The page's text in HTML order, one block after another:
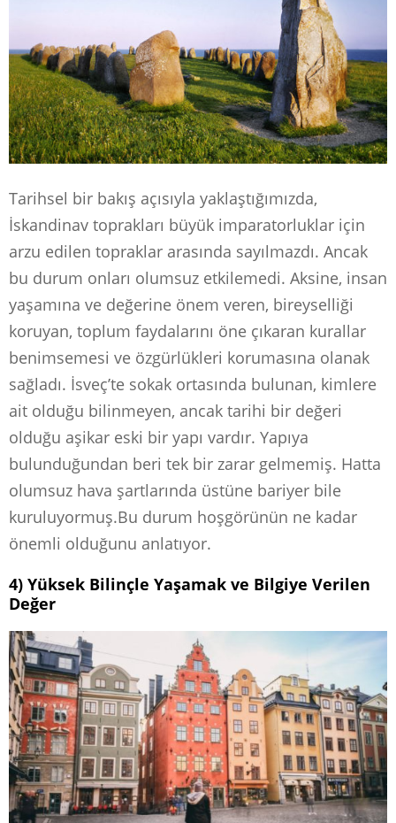
Tarihsel bir bakış açısıyla yaklaştığımızda,
İskandinav toprakları büyük imparatorluklar için
arzu edilen topraklar arasında sayılmazdı. Ancak
bu durum onları olumsuz etkilemedi. Aksine, insan
yaşamına ve değerine önem veren, bireyselliği
koruyan, toplum faydalarını öne çıkaran kurallar
benimsemesi ve özgürlükleri korumasına olanak
sağladı. İsveç’te sokak ortasında bulunan, kimlere
ait olduğu bilinmeyen, ancak tarihi bir değeri
olduğu aşikar eski bir yapı vardır. Yapıya
bulunduğundan beri tek bir zarar gelmemiş. Hatta
olumsuz hava şartlarında üstüne bariyer bile
kuruluyormuş.Bu durum hoşgörünün ne kadar
önemli olduğunu anlatıyor.
4) Yüksek Bilinçle Yaşamak ve Bilgiye Verilen
Değer